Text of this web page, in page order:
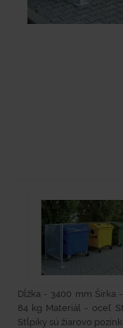
Dĺžka - 3400 mm Šírka
84 kg Materiál - oceľ
Stĺpiky sú žiarovo